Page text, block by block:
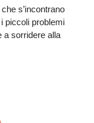
s’incontrano
piccoli problemi
a sorridere alla